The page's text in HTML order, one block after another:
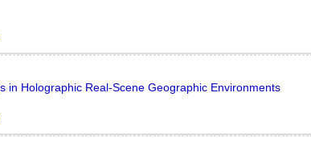
in Holographic Real-Scene Geographic Environments